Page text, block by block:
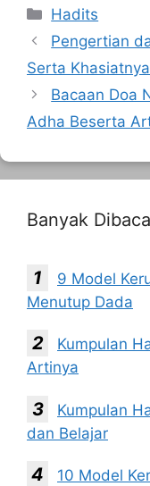
Kategori
Hadits
Pengertian
Serta Khasiatnya
Bacaan Doa
Adha Beserta
Banyak Dibaca
9 Model
Menutup Dada
Kumpulan
Artinya
Kumpulan
dan Belajar
10 Model